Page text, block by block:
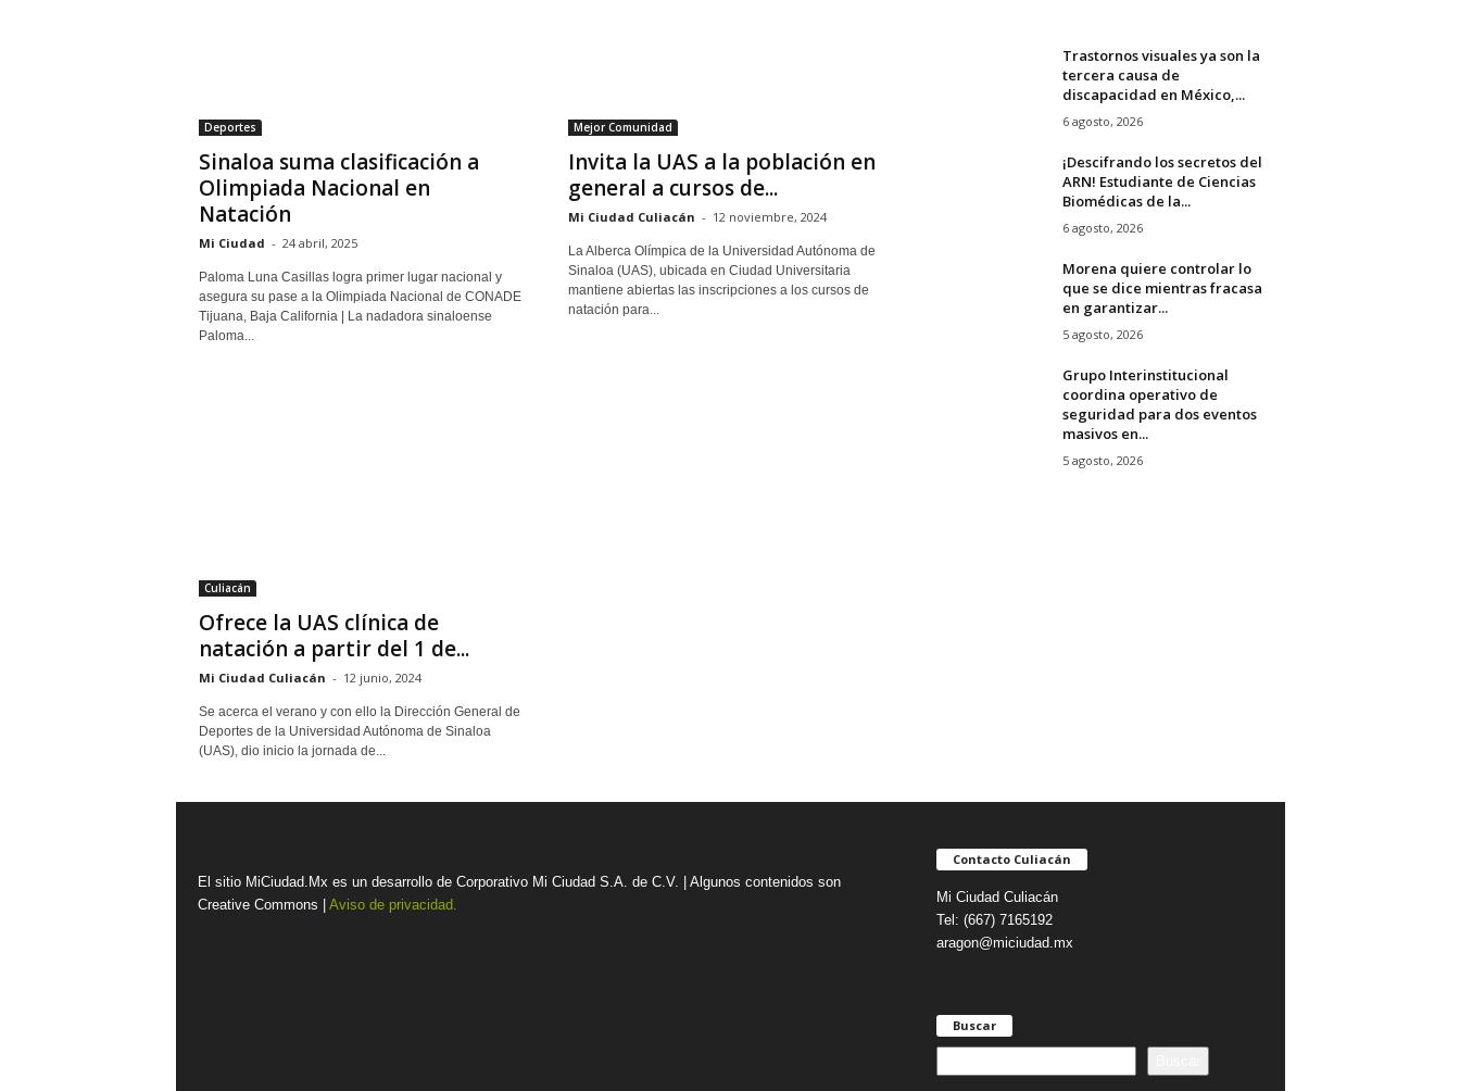
Deportes
Sinaloa suma clasificación a
Olimpiada Nacional en
Natación
Mi Ciudad - 24 abril, 2025
Paloma Luna Casillas logra primer lugar nacional y
asegura su pase a la Olimpiada Nacional de CONADE
Tijuana, Baja California | La nadadora sinaloense
Paloma...
Mejor Comunidad
Invita la UAS a la población en
general a cursos de...
Mi Ciudad Culiacán - 12 noviembre, 2024
La Alberca Olímpica de la Universidad Autónoma de
Sinaloa (UAS), ubicada en Ciudad Universitaria
mantiene abiertas las inscripciones a los cursos de
natación para...
Culiacán
Ofrece la UAS clínica de
natación a partir del 1 de...
Mi Ciudad Culiacán - 12 junio, 2024
Se acerca el verano y con ello la Dirección General de
Deportes de la Universidad Autónoma de Sinaloa
(UAS), dio inicio la jornada de...
Trastornos visuales ya son la
tercera causa de
discapacidad en México,...
6 agosto, 2026
¡Descifrando los secretos del
ARN! Estudiante de Ciencias
Biomédicas de la...
6 agosto, 2026
Morena quiere controlar lo
que se dice mientras fracasa
en garantizar...
5 agosto, 2026
Grupo Interinstitucional
coordina operativo de
seguridad para dos eventos
masivos en...
5 agosto, 2026
El sitio MiCiudad.Mx es un desarrollo de Corporativo Mi Ciudad S.A. de C.V. | Algunos contenidos son
Creative Commons | Aviso de privacidad.
Contacto Culiacán
Mi Ciudad Culiacán
Tel: (667) 7165192
aragon@miciudad.mx
Buscar
u